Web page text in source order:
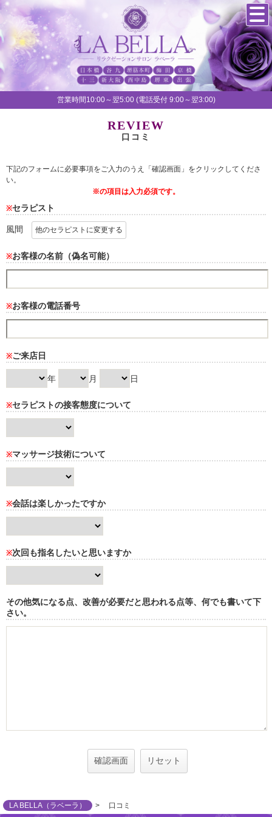
営業時間10:00～翌5:00 (電話受付 9:00～翌3:00)
REVIEW
口コミ
下記のフォームに必要事項をご入力のうえ「確認画面」をクリックしてくださ
い。
※の項目は入力必須です。
※セラピスト
風間 他のセラピストに変更する
※お客様の名前（偽名可能）
※お客様の電話番号
※ご来店日
年 月 日
※セラピストの接客態度について
※マッサージ技術について
※会話は楽しかったですか
※次回も指名したいと思いますか
その他気になる点、改善が必要だと思われる点等、何でも書いて下
さい。
LA BELLA（ラベーラ） 口コミ